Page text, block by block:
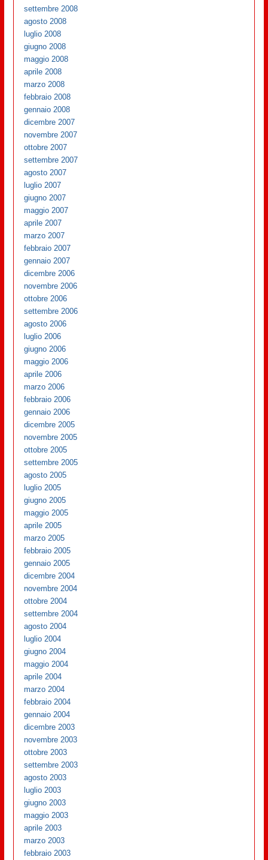
settembre 2008
agosto 2008
luglio 2008
giugno 2008
maggio 2008
aprile 2008
marzo 2008
febbraio 2008
gennaio 2008
dicembre 2007
novembre 2007
ottobre 2007
settembre 2007
agosto 2007
luglio 2007
giugno 2007
maggio 2007
aprile 2007
marzo 2007
febbraio 2007
gennaio 2007
dicembre 2006
novembre 2006
ottobre 2006
settembre 2006
agosto 2006
luglio 2006
giugno 2006
maggio 2006
aprile 2006
marzo 2006
febbraio 2006
gennaio 2006
dicembre 2005
novembre 2005
ottobre 2005
settembre 2005
agosto 2005
luglio 2005
giugno 2005
maggio 2005
aprile 2005
marzo 2005
febbraio 2005
gennaio 2005
dicembre 2004
novembre 2004
ottobre 2004
settembre 2004
agosto 2004
luglio 2004
giugno 2004
maggio 2004
aprile 2004
marzo 2004
febbraio 2004
gennaio 2004
dicembre 2003
novembre 2003
ottobre 2003
settembre 2003
agosto 2003
luglio 2003
giugno 2003
maggio 2003
aprile 2003
marzo 2003
febbraio 2003